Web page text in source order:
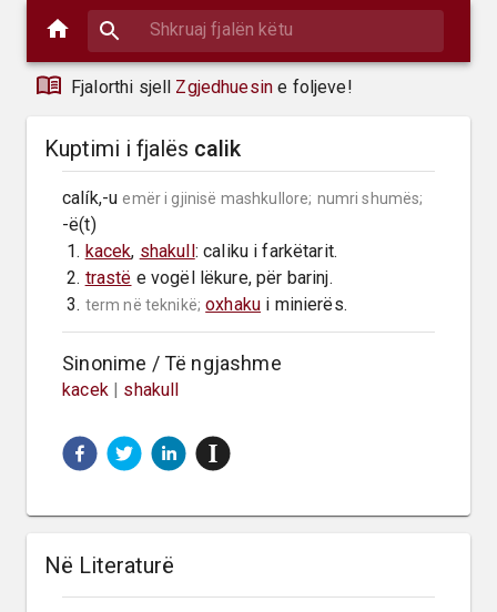
Fjalorthi sjell Zgjedhuesin e foljeve!
Kuptimi i fjalës calik
calík,-u emër i gjinisë mashkullore; numri shumës;
-ë(t)
1. kacek, shakull: caliku i farkëtarit.
2. trastë e vogël lëkure, për barinj.
3. term në teknikë; oxhaku i minierës.
Sinonime / Të ngjashme
kacek | shakull
Në Literaturë